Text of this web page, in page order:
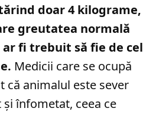
doar 4 kilograme,
greutatea normală
fi trebuit să fie de cel
Medicii care se ocupă
că animalul este sever
înfometat, ceea ce